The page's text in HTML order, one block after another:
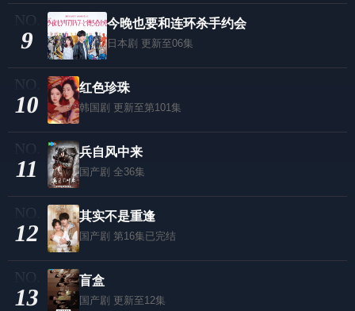
9
今晚也要和连环杀手约会
日本剧 更新至06集
10
红色珍珠
韩国剧 更新至第101集
11
兵自风中来
国产剧 全36集
12
其实不是重逢
国产剧 第16集已完结
13
盲盒
国产剧 更新至12集